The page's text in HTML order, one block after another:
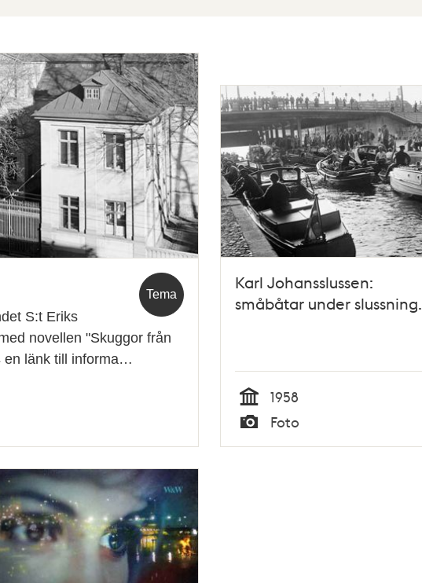
Tema
S:t Eriks
novellen "Skuggor från
en länk till informa…
Karl Johansslussen:
småbåtar under slussning.
Tid
1958
Typ
Foto